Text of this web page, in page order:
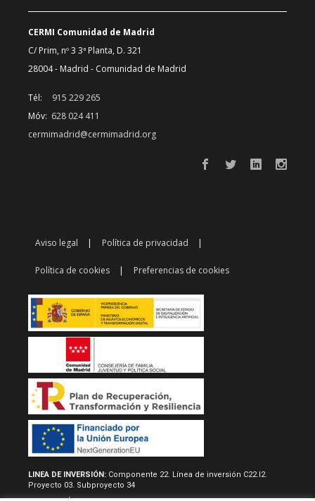
CERMI Comunidad de Madrid
C/ Prim, nº 3 3ª Planta, D. 321
28004 - Madrid - Comunidad de Madrid
Tél:
915 229 265
Móv: 628 024 411
cermimadrid@cermimadrid.org
Aviso legal Política de privacidad
Política de cookies Preferencias de cookies
LINEA DE INVERSIÓN: Componente 22. Línea de inversión C22.I2.
Proyecto 03. Subproyecto 34